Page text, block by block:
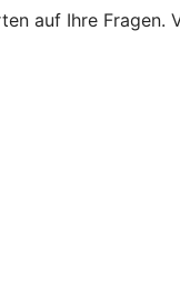
auf Ihre Fragen.